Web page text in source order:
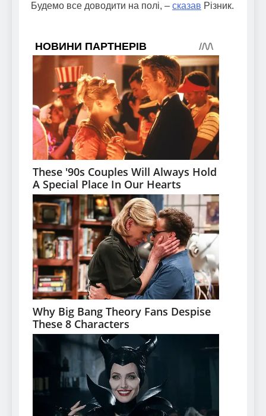
Будемо все доводити на полі, – сказав Різник.